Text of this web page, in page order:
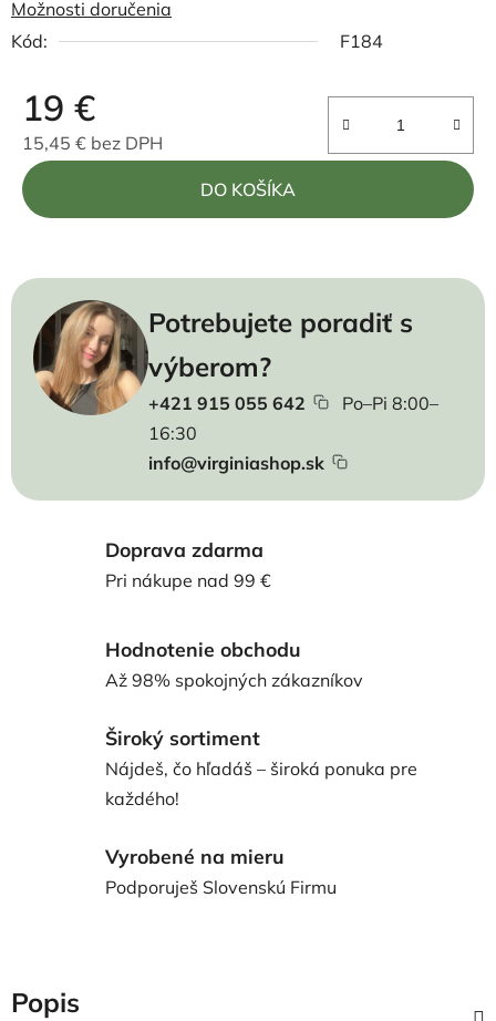
Možnosti doručenia
Kód:
F184
19 €
15,45 € bez DPH
Jednotková cena:
DO KOŠÍKA
Potrebujete poradiť s
výberom?
+421 915 055 642
Po–Pi 8:00–
16:30
info@virginiashop.sk
Doprava zdarma
Pri nákupe nad 99 €
Hodnotenie obchodu
Až 98% spokojných zákazníkov
Široký sortiment
Nájdeš, čo hľadáš – široká ponuka pre
každého!
Vyrobené na mieru
Podporuješ Slovenskú Firmu
Popis